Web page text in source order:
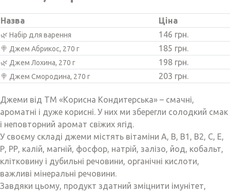
Назва Ціна
🌿 Набір для варення 146 грн.
🍭 Джем Абрикос, 270 г 185 грн.
🌿 Джем Лохина, 270 г 198 грн.
🍭 Джем Смородина, 270 г 203 грн.
Джеми від ТМ «Корисна Кондитерська» – смачні,
ароматні і дуже корисні. У них ми зберегли солодкий смак
і неповторний аромат свіжих ягід.
У своєму складі джеми містять вітаміни А, В, В1, В2, С, Е,
Р, РР, калій, магній, фосфор, натрій, залізо, йод, кобальт,
клітковину і дубильні речовини, органічні кислоти,
важливі мінеральні речовини.
Завдяки цьому, продукт здатний зміцнити імунітет,